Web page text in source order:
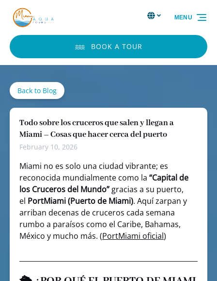
Skip to primary navigation
Skip to content
Skip to footer
Select
your
Select Language▼
BOOK A TOUR
MENU
Back to Blog
Todo sobre los cruceros que salen y llegan a
Miami – Cosas que hacer cerca del puerto
February 10, 2026
Miami no es solo una ciudad vibrante; es
reconocida mundialmente como la “Capital de
los Cruceros del Mundo” gracias a su puerto,
el PortMiami (Puerto de Miami). Aquí zarpan y
arriban decenas de cruceros cada semana
rumbo a paraísos como el Caribe, Bahamas,
México y mucho más. (PortMiami oficial)